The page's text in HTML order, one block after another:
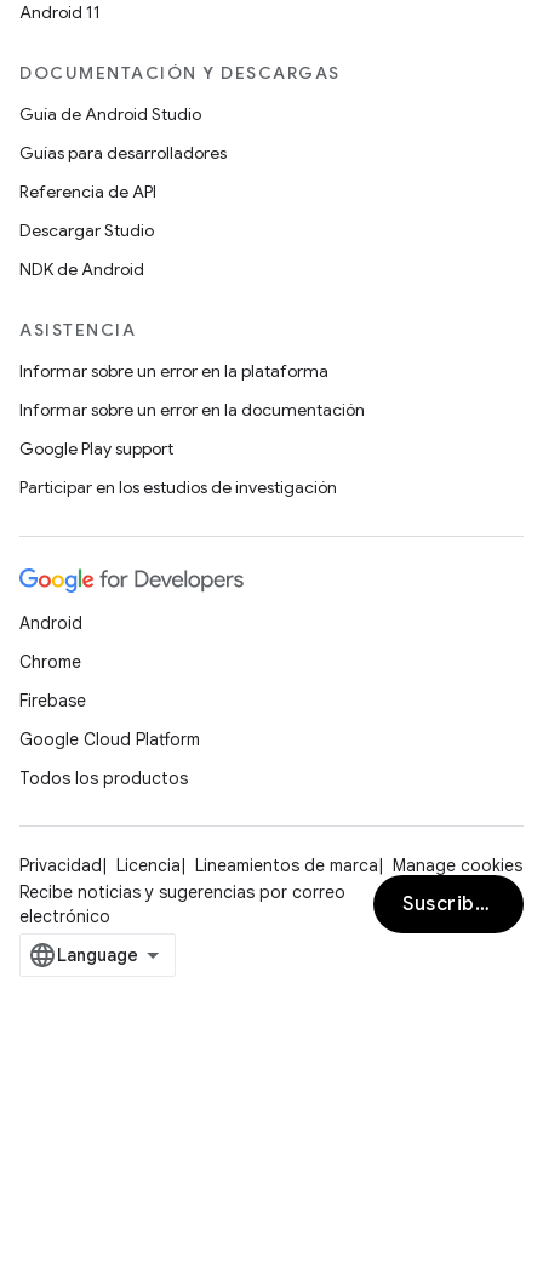
Android 11
DOCUMENTACIÓN Y DESCARGAS
Guía de Android Studio
Guías para desarrolladores
Referencia de API
Descargar Studio
NDK de Android
ASISTENCIA
Informar sobre un error en la plataforma
Informar sobre un error en la documentación
Google Play support
Participar en los estudios de investigación
Android
Chrome
Firebase
Google Cloud Platform
Todos los productos
Privacidad Licencia Lineamientos de marca
Manage cookies
Recibe noticias y sugerencias por correo
electrónico
Suscribirse